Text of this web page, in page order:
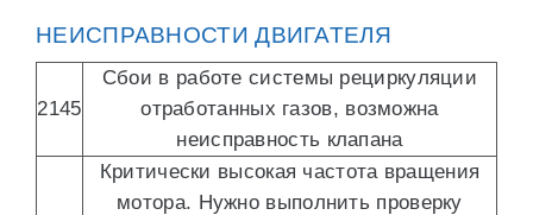
НЕИСПРАВНОСТИ ДВИГАТЕЛЯ
2145
Сбои в работе системы рециркуляции
отработанных газов, возможна
неисправность клапана
Критически высокая частота вращения
мотора. Нужно выполнить проверку